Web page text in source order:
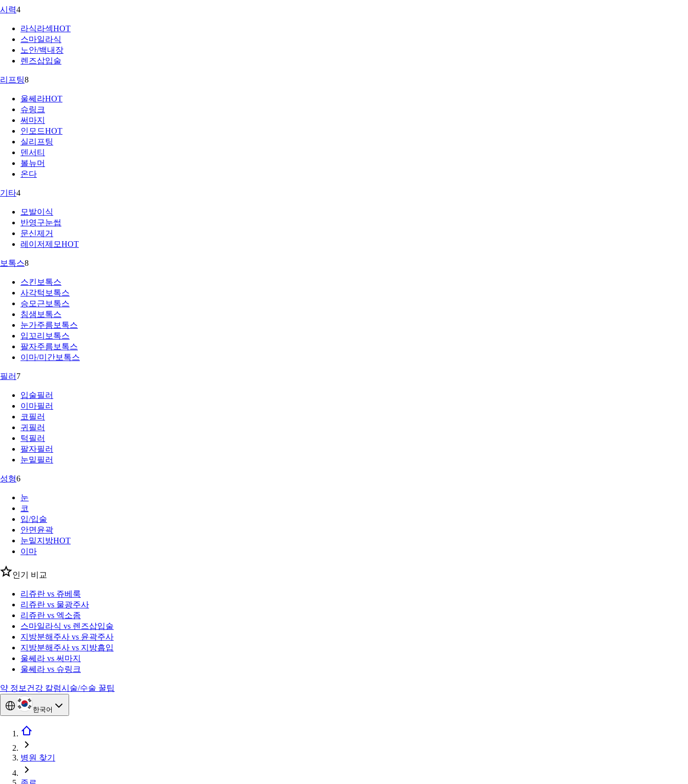
시력4
라식라섹HOT
스마일라식
노안/백내장
렌즈삽입술
리프팅8
울쎄라HOT
슈링크
써마지
인모드HOT
실리프팅
덴서티
볼뉴머
온다
기타4
모발이식
반영구눈썹
문신제거
레이저제모HOT
보톡스8
스킨보톡스
사각턱보톡스
승모근보톡스
침샘보톡스
눈가주름보톡스
입꼬리보톡스
팔자주름보톡스
이마/미간보톡스
필러 7
입술필러
이마필러
코필러
귀필러
턱필러
팔자필러
눈밑필러
성형6
눈
코
입/입술
안면윤곽
눈밑지방HOT
이마
인기 비교
리쥬란 vs 쥬베룩
리쥬란 vs 물광주사
리쥬란 vs 엑소좀
스마일라식 vs 렌즈삽입술
지방분해주사 vs 윤곽주사
지방분해주사 vs 지방흡입
울쎄라 vs 써마지
울쎄라 vs 슈링크
약 정보 건강 칼럼시술/수술 꿀팁
한국어
병원 찾기